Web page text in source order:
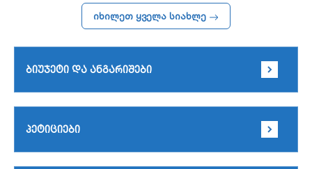
ბიუჯეტი და ანგარიშები
პეტიციები
იხილეთ ყველა სიახლე